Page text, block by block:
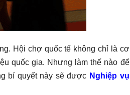
Hội chợ quốc tế không chỉ là cơ
quốc gia. Nhưng làm thế nào để
bí quyết này sẽ được Nghiệp vụ